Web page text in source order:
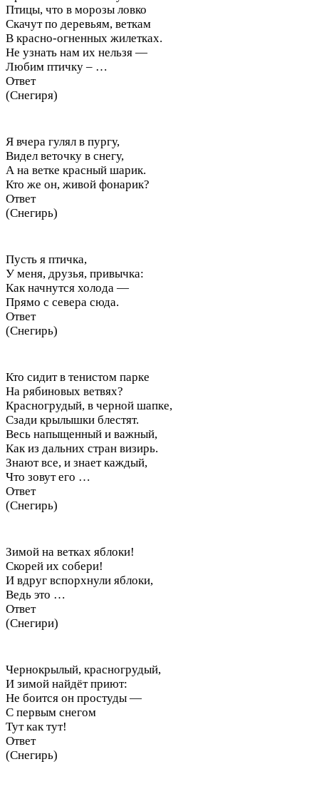
Птицы, что в морозы ловко
Скачут по деревьям, веткам
В красно-огненных жилетках.
Не узнать нам их нельзя —
Любим птичку – …
Ответ
(Снегиря)
Я вчера гулял в пургу,
Видел веточку в снегу,
А на ветке красный шарик.
Кто же он, живой фонарик?
Ответ
(Снегирь)
Пусть я птичка,
У меня, друзья, привычка:
Как начнутся холода —
Прямо с севера сюда.
Ответ
(Снегирь)
Кто сидит в тенистом парке
На рябиновых ветвях?
Красногрудый, в черной шапке,
Сзади крылышки блестят.
Весь напыщенный и важный,
Как из дальних стран визирь.
Знают все, и знает каждый,
Что зовут его …
Ответ
(Снегирь)
Зимой на ветках яблоки!
Скорей их собери!
И вдруг вспорхнули яблоки,
Ведь это …
Ответ
(Снегири)
Чернокрылый, красногрудый,
И зимой найдёт приют:
Не боится он простуды —
С первым снегом
Тут как тут!
Ответ
(Снегирь)